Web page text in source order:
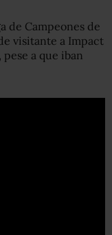
de Campeones de
visitante a Impact
a que iban